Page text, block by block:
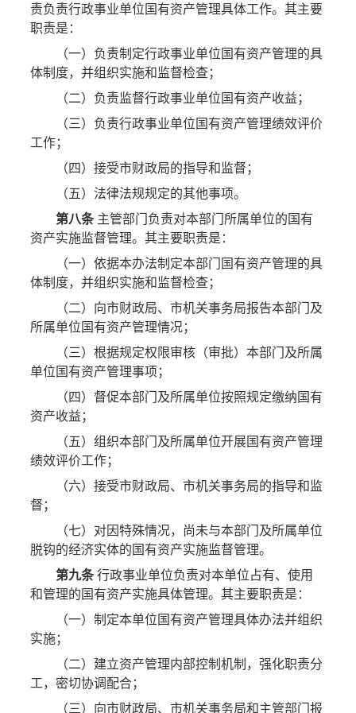
责负责行政事业单位国有资产管理具体工作。其主要
职责是：
（一）负责制定行政事业单位国有资产管理的具
体制度，并组织实施和监督检查；
（二）负责监督行政事业单位国有资产收益；
（三）负责行政事业单位国有资产管理绩效评价
工作；
（四）接受市财政局的指导和监督；
（五）法律法规规定的其他事项。
第八条主管部门负责对本部门所属单位的国有
资产实施监督管理。其主要职责是：
（一）依据本办法制定本部门国有资产管理的具
体制度，并组织实施和监督检查；
（二）向市财政局、市机关事务局报告本部门及
所属单位国有资产管理情况；
（三）根据规定权限审核（审批）本部门及所属
单位国有资产管理事项；
（四）督促本部门及所属单位按照规定缴纳国有
资产收益；
（五）组织本部门及所属单位开展国有资产管理
绩效评价工作；
（六）接受市财政局、市机关事务局的指导和监
督；
（七）对因特殊情况，尚未与本部门及所属单位
脱钩的经济实体的国有资产实施监督管理。
第九条行政事业单位负责对本单位占有、使用
和管理的国有资产实施具体管理。其主要职责是：
（一）制定本单位国有资产管理具体办法并组织
实施；
（二）建立资产管理内部控制机制，强化职责分
工，密切协调配合；
（三）向市财政局、市机关事务局和主管部门报